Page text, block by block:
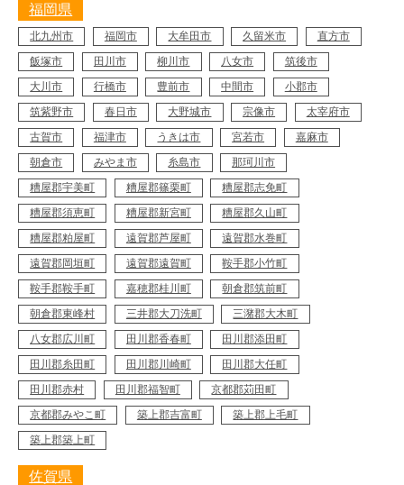
工事店番号 Y43-AZG
福岡県
北九州市 福岡市 大牟田市 久留米市
直方市
飯塚市
田川市 柳川市 八女市
筑後市
大川市
行橋市 豊前市 中間市
小郡市
筑紫野市
春日市 大野城市 宗像市
太宰府市
古賀市
福津市 うきは市 宮若市
嘉麻市
朝倉市
みやま市 糸島市
那珂川市
糟屋郡宇美町
糟屋郡篠栗町
糟屋郡志免町
糟屋郡須恵町
糟屋郡新宮町
糟屋郡久山町
糟屋郡粕屋町
遠賀郡芦屋町
遠賀郡水巻町
遠賀郡岡垣町
遠賀郡遠賀町
鞍手郡小竹町
鞍手郡鞍手町
嘉穂郡桂川町
朝倉郡筑前町
朝倉郡東峰村
三井郡大刀洗町
三潴郡大木町
八女郡広川町
田川郡香春町
田川郡添田町
田川郡糸田町
田川郡川崎町
田川郡大任町
田川郡赤村
田川郡福智町
京都郡苅田町
京都郡みやこ町
築上郡吉富町
築上郡上毛町
築上郡築上町
佐賀県